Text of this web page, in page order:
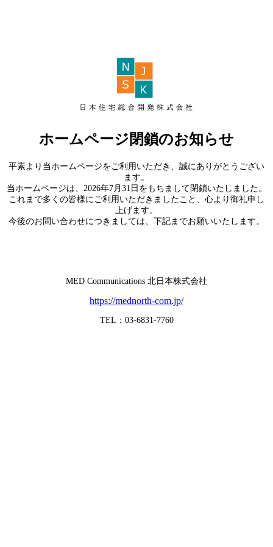
ホームページ閉鎖のお知らせ
平素より当ホームページをご利用いただき、誠にありがとうござい
ます。
当ホームページは、2026年7月31日をもちまして閉鎖いたしました。
これまで多くの皆様にご利用いただきましたこと、心より御礼申し
上げます。
今後のお問い合わせにつきましては、下記までお願いいたします。
MED Communications 北日本株式会社
https://mednorth-com.jp/
TEL：03-6831-7760